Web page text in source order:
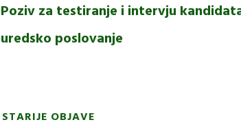
Poziv za testiranje i intervju
uredsko poslovanje
STARIJE OBJAVE